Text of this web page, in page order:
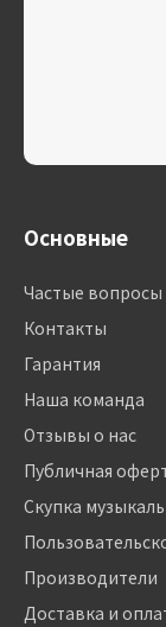
Основные
Частые вопросы
Контакты
Гарантия
Наша команда
Отзывы о нас
Публичная
Скупка
Производители
Доставка и